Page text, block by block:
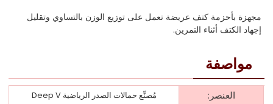
مجهزة بأحزمة كتف عريضة تعمل على توزيع الوزن بالتساوي وتقليل
إجهاد الكتف أثناء التمرين.
مواصفة
العنصر: مُصنِّع حمالات الصدر الرياضية Deep V